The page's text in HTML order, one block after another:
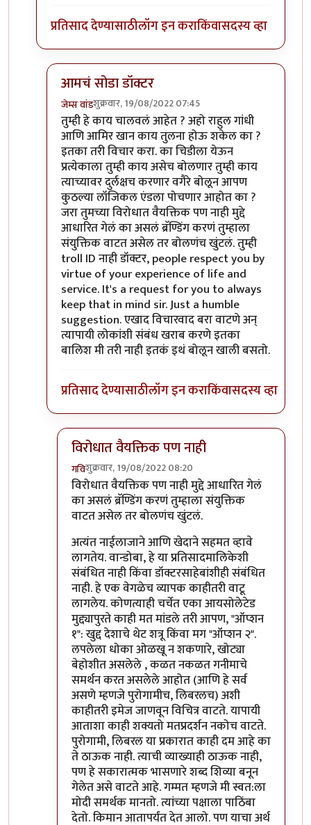
प्रतिसाद देण्यासाठीलॉग इन कराकिंवासदस्य व्हा
आमचं सोडा डॉक्टर
जेम्स वांडशुक्रवार, 19/08/2022 07:45
In reply toइतके असूनही जर टर्की सोबतby
तुम्ही हे काय चालवलं आहेत ? अहो राहुल गांधी
आणि आमिर खान काय तुलना होऊ शकेल का ?
इतका तरी विचार करा. का चिडीला येऊन
प्रत्येकाला तुम्ही काय असेच बोलणार तुम्ही काय
त्याच्यावर दुर्लक्षच करणार वगैरे बोलून आपण
कुठल्या लॉजिकल एंडला पोचणार आहोत का ?
जरा तुमच्या विरोधात वैयक्तिक पण नाही मुद्दे
आधारित गेलं का असलं ब्रॅण्डिंग करणं तुम्हाला
संयुक्तिक वाटत असेल तर बोलणंच खुंटलं. तुम्ही
troll ID नाही डॉक्टर, people respect you by
virtue of your experience of life and
service. It's a request for you to always
keep that in mind sir. Just a humble
suggestion. एखाद विचारवाद बरा वाटणे अन्
त्यापायी लोकांशी संबंध खराब करणे इतका
बालिश मी तरी नाही इतकं इथं बोलून खाली बसतो.
प्रतिसाद देण्यासाठीलॉग इन कराकिंवासदस्य व्हा
विरोधात वैयक्तिक पण नाही
गविशुक्रवार, 19/08/2022 08:20
In reply toआमचं सोडा डॉक्टरbyजेम्स वांड
विरोधात वैयक्तिक पण नाही मुद्दे आधारित गेलं
का असलं ब्रॅण्डिंग करणं तुम्हाला संयुक्तिक
वाटत असेल तर बोलणंच खुंटलं.
अत्यंत नाईलाजाने आणि खेदाने सहमत व्हावे
लागतेय. वान्डोबा, हे या प्रतिसादमालिकेशी
संबंधित नाही किंवा डॉक्टरसाहेबांशीही संबंधित
नाही. हे एक वेगळेच व्यापक काहीतरी वाटू
लागलेय. कोणत्याही चर्चेत एका आयसोलेटेड
मुद्द्यापुरते काही मत मांडले तरी आपण, "ऑप्शन
१": खुद्द देशाचे थेट शत्रू किंवा मग "ऑप्शन २".
लपलेला धोका ओळखू न शकणारे, खोट्या
बेहोशीत असलेले , कळत नकळत गनीमाचे
समर्थन करत असलेले आहोत (आणि हे सर्व
असणे म्हणजे पुरोगामीच, लिबरलच) अशी
काहीतरी इमेज जाणवून विचित्र वाटते. यापायी
आताशा काही शक्यतो मतप्रदर्शन नकोच वाटते.
पुरोगामी, लिबरल या प्रकारात काही दम आहे का
ते ठाऊक नाही. त्याची व्याख्याही ठाऊक नाही,
पण हे सकारात्मक भासणारे शब्द शिव्या बनून
गेलेत असे वाटते आहे. गम्मत म्हणजे मी स्वत:ला
मोदी समर्थक मानतो. त्यांच्या पक्षाला पाठिंबा
देतो. किमान आतापर्यंत देत आलो. पण याचा अर्थ